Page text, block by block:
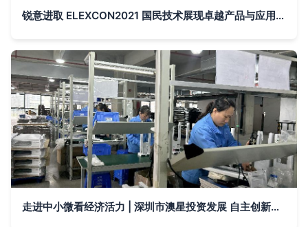
锐意进取 ELEXCON2021 国民技术展现卓越产品与应用创新助力智能电子开发
走进中小微看经济活力 | 深圳市澳星投资发展 自主创新给了企业高质量发展的底气